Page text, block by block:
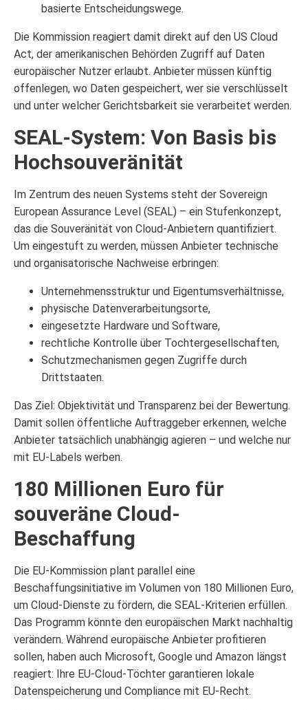
basierte Entscheidungswege.
Die Kommission reagiert damit direkt auf den US Cloud
Act, der amerikanischen Behörden Zugriff auf Daten
europäischer Nutzer erlaubt. Anbieter müssen künftig
offenlegen, wo Daten gespeichert, wer sie verschlüsselt
und unter welcher Gerichtsbarkeit sie verarbeitet werden.
SEAL-System: Von Basis bis
Hochsouveränität
Im Zentrum des neuen Systems steht der Sovereign
European Assurance Level (SEAL) – ein Stufenkonzept,
das die Souveränität von Cloud-Anbietern quantifiziert.
Um eingestuft zu werden, müssen Anbieter technische
und organisatorische Nachweise erbringen:
Unternehmensstruktur und Eigentumsverhältnisse,
physische Datenverarbeitungsorte,
eingesetzte Hardware und Software,
rechtliche Kontrolle über Tochtergesellschaften,
Schutzmechanismen gegen Zugriffe durch
Drittstaaten.
Das Ziel: Objektivität und Transparenz bei der Bewertung.
Damit sollen öffentliche Auftraggeber erkennen, welche
Anbieter tatsächlich unabhängig agieren – und welche nur
mit EU-Labels werben.
180 Millionen Euro für
souveräne Cloud-
Beschaffung
Die EU-Kommission plant parallel eine
Beschaffungsinitiative im Volumen von 180 Millionen Euro,
um Cloud-Dienste zu fördern, die SEAL-Kriterien erfüllen.
Das Programm könnte den europäischen Markt nachhaltig
verändern. Während europäische Anbieter profitieren
sollen, haben auch Microsoft, Google und Amazon längst
reagiert: Ihre EU-Cloud-Töchter garantieren lokale
Datenspeicherung und Compliance mit EU-Recht.